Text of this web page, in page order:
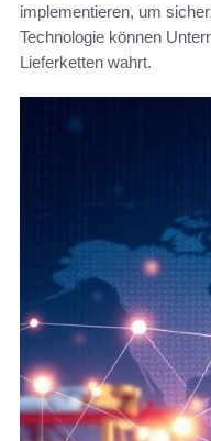
implementieren, um
Technologie können
Lieferketten wahrt.